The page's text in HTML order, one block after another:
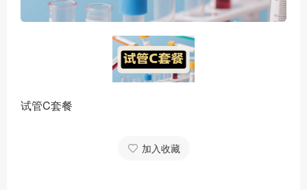
试管C套餐
加入收藏